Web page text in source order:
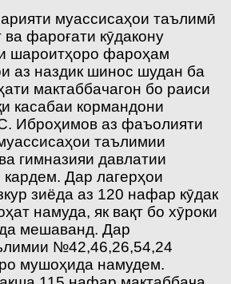
муассисаҳои таълимӣ
фароғати кӯдакону
шароитҳоро фароҳам
аз наздик шинос шудан ба
мактаббачагон бо раиси
касабаи кормандони
Иброҳимов аз фаъолияти
таълимии
гимназияи давлатии
Дар лагерҳои
зиёда аз 120 нафар кӯдак
намуда, як вақт бо хӯроки
мешаванд. Дар
№42,46,26,54,24
мушоҳида намудем.